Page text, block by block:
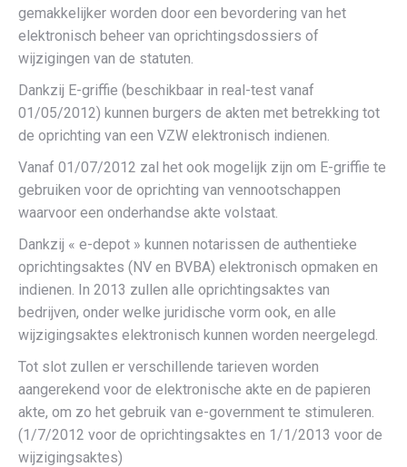
gemakkelijker worden door een bevordering van het
elektronisch beheer van oprichtingsdossiers of
wijzigingen van de statuten.
Dankzij E-griffie (beschikbaar in real-test vanaf
01/05/2012) kunnen burgers de akten met betrekking tot
de oprichting van een VZW elektronisch indienen.
Vanaf 01/07/2012 zal het ook mogelijk zijn om E-griffie te
gebruiken voor de oprichting van vennootschappen
waarvoor een onderhandse akte volstaat.
Dankzij « e-depot » kunnen notarissen de authentieke
oprichtingsaktes (NV en BVBA) elektronisch opmaken en
indienen. In 2013 zullen alle oprichtingsaktes van
bedrijven, onder welke juridische vorm ook, en alle
wijzigingsaktes elektronisch kunnen worden neergelegd.
Tot slot zullen er verschillende tarieven worden
aangerekend voor de elektronische akte en de papieren
akte, om zo het gebruik van e-government te stimuleren.
(1/7/2012 voor de oprichtingsaktes en 1/1/2013 voor de
wijzigingsaktes)